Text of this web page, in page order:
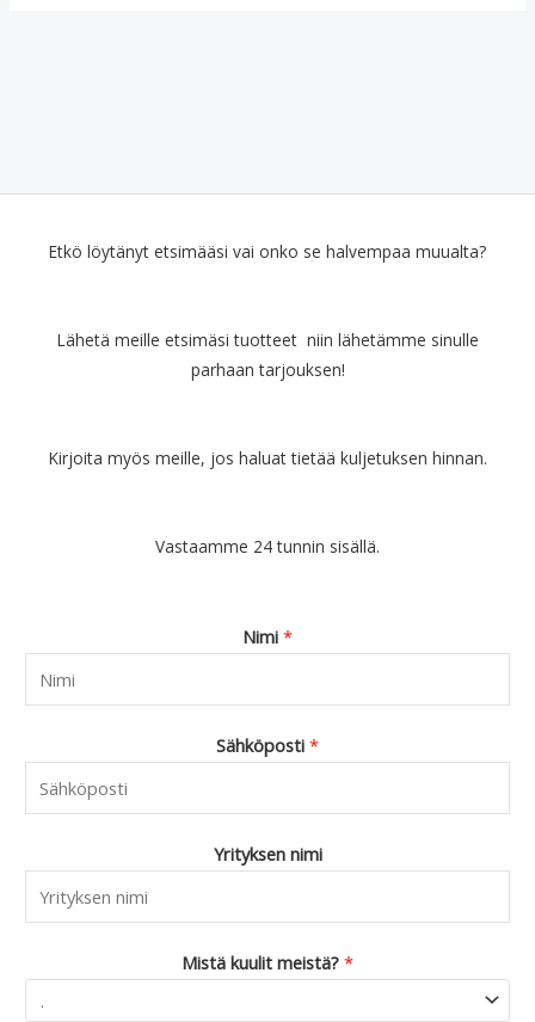
Etkö löytänyt etsimääsi vai onko se halvempaa muualta?
Lähetä meille etsimäsi tuotteet niin lähetämme sinulle
parhaan tarjouksen!
Kirjoita myös meille, jos haluat tietää kuljetuksen hinnan.
Vastaamme 24 tunnin sisällä.
Nimi *
Sähköposti *
Yrityksen nimi
Mistä kuulit meistä? *